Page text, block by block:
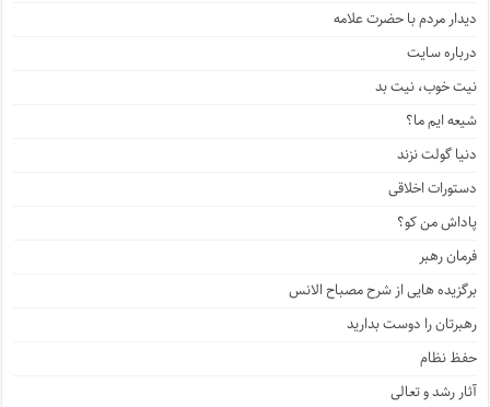
دیدار مردم با حضرت علامه
درباره سایت
نیت خوب، نیت بد
شیعه ایم ما؟
دنیا گولت نزند
دستورات اخلاقی
پاداش من کو؟
فرمان رهبر
برگزیده هایی از شرح مصباح الانس
رهبرتان را دوست بدارید
حفظ نظام
آثار رشد و تعالی